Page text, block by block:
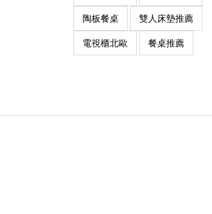
陶板餐桌 雙人床墊推薦
電視櫃北歐 餐桌推薦